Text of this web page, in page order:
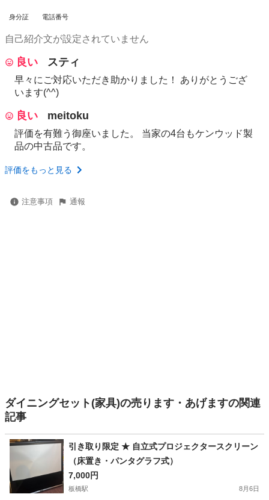
身分証 電話番号
自己紹介文が設定されていません
良い スティ
早々にご対応いただき助かりました！ ありがとうござ
います(^^)
良い meitoku
評価を有難う御座いました。 当家の4台もケンウッド製
品の中古品です。
評価をもっと見る
注意事項 通報
ダイニングセット(家具)の売ります・あげますの関連
記事
引き取り限定 ★ 自立式プロジェクタースクリーン
（床置き・パンタグラフ式）
7,000円
板橋駅 8月6日